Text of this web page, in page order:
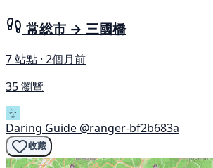
常総市 → 三國橋
7 站點 · 2個月前
35 瀏覽
Daring Guide @ranger-bf2b683a
收藏